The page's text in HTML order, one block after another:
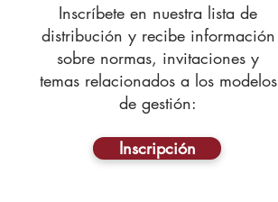
Inscríbete en nuestra lista de
distribución y recibe información
sobre normas, invitaciones y
temas relacionados a los modelos
de gestión:
Inscripción